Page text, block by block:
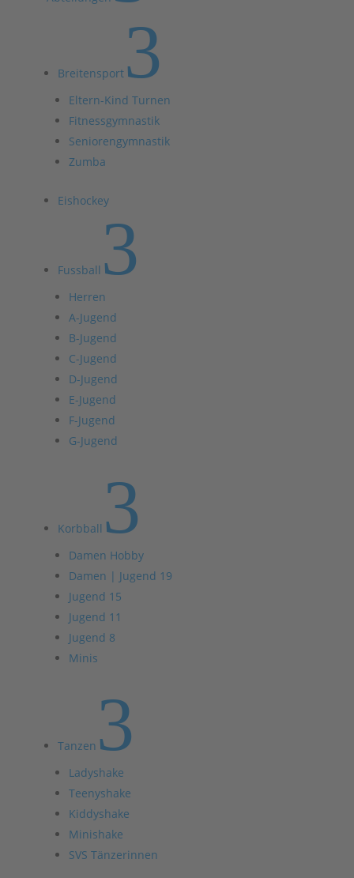
Breitensport3
Eltern-Kind Turnen
Fitnessgymnastik
Seniorengymnastik
Zumba
Eishockey
Fussball 3
Herren
A-Jugend
B-Jugend
C-Jugend
D-Jugend
E-Jugend
F-Jugend
G-Jugend
Korbball 3
Damen Hobby
Damen | Jugend 19
Jugend 15
Jugend 11
Jugend 8
Minis
Tanzen 3
Ladyshake
Teenyshake
Kiddyshake
Minishake
SVS Tänzerinnen